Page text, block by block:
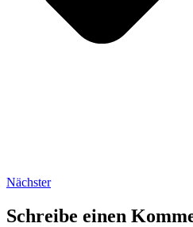
Nächster
Schreibe einen